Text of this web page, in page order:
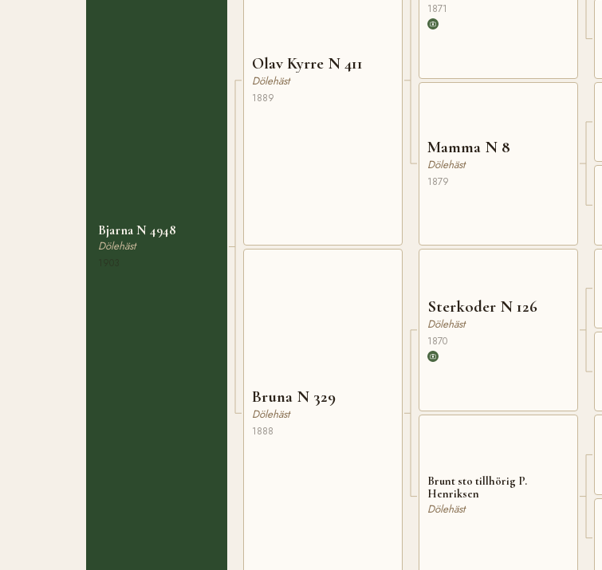
Bjarna N 4948
Dölehäst
Olav Kyrre N 411
Dölehäst
1889
Bruna N 329
Dölehäst
1888
1871
Mamma N 8
Dölehäst
1879
Sterkoder N 126
Dölehäst
1870
Brunt sto tillhörig P.
Henriksen
Dölehäst